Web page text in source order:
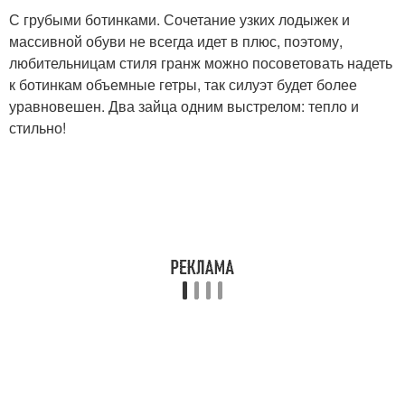
С грубыми ботинками. Сочетание узких лодыжек и
массивной обуви не всегда идет в плюс, поэтому,
любительницам стиля гранж можно посоветовать надеть
к ботинкам объемные гетры, так силуэт будет более
уравновешен. Два зайца одним выстрелом: тепло и
стильно!